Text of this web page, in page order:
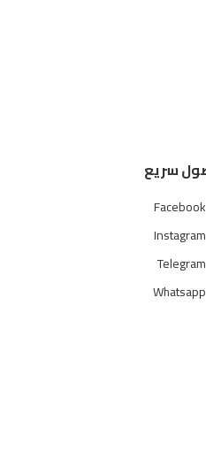
سريع
Facebook
Instagram
Telegram
Whatsapp